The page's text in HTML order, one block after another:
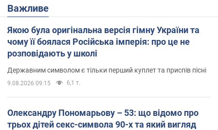
Важливе
Якою була оригінальна версія гімну України та
чому її боялася Російська імперія: про це не
розповідають у школі
Державним символом є тільки перший куплет та приспів пісні
9.08.2026 09:15 6,1 т.
Олександру Пономарьову – 53: що відомо про
трьох дітей секс-символа 90-х та який вигляд